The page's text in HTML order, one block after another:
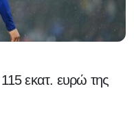
εκατ. ευρώ της